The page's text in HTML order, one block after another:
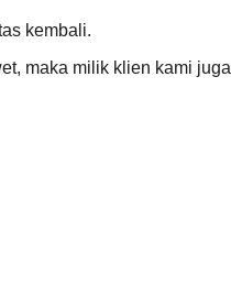
kembali.
maka milik klien kami